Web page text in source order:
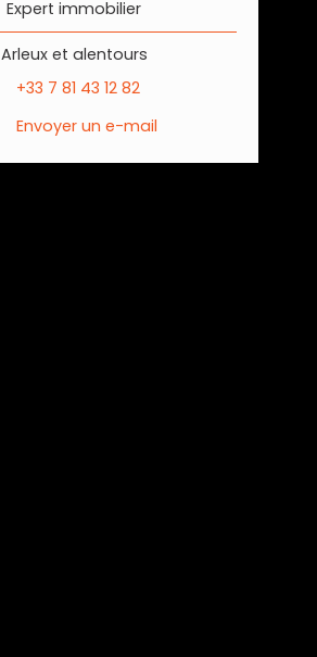
Expert immobilier
Arleux et alentours
+33 7 81 43 12 82
Envoyer un e-mail